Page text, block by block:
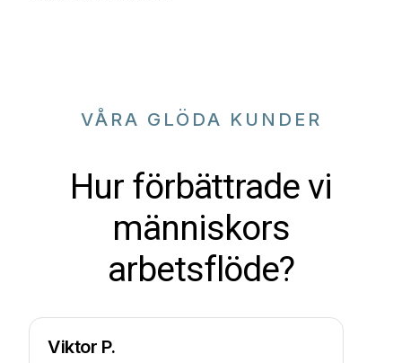
VÅRA GLÖDA KUNDER
Hur förbättrade vi
människors
arbetsflöde?
Viktor P.